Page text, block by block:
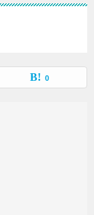
0